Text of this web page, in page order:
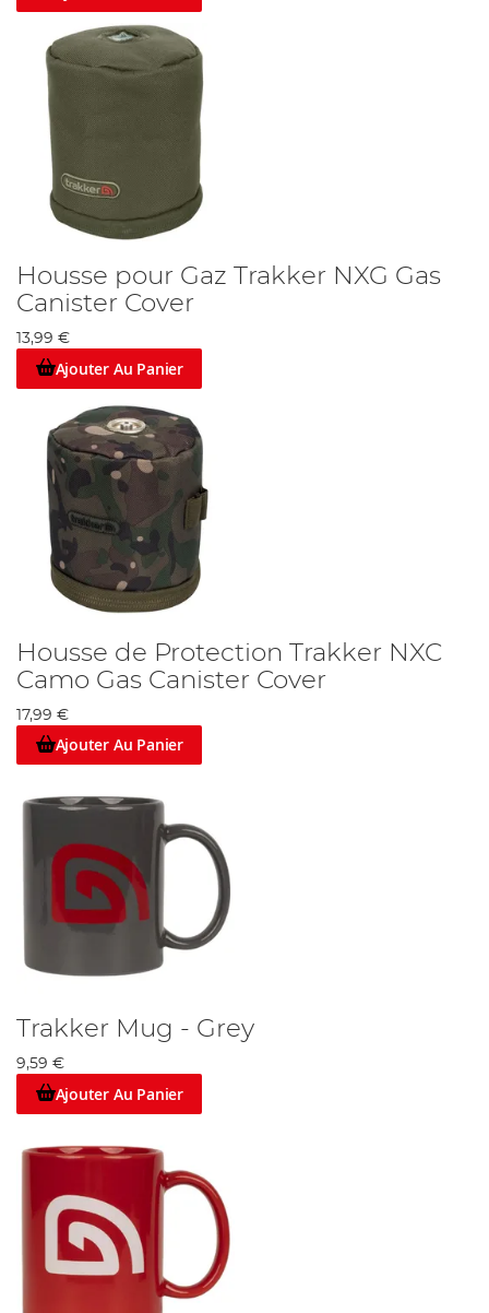
Housse pour Gaz Trakker NXG Gas
Canister Cover
13,99 €
Ajouter Au Panier
Housse de Protection Trakker NXC
Camo Gas Canister Cover
17,99 €
Ajouter Au Panier
Trakker Mug - Grey
9,59 €
Ajouter Au Panier